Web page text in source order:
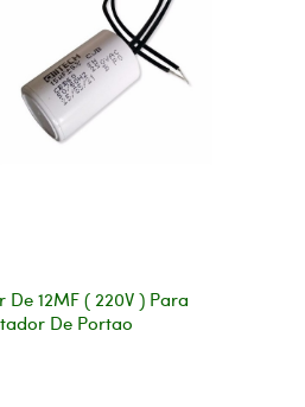
12MF ( 220V ) Para
De Portao